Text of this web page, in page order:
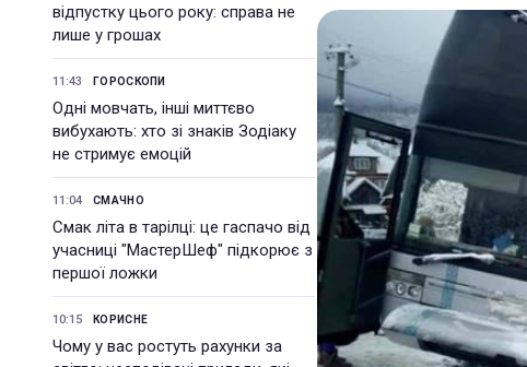
відпустку цього року: справа не
лише у грошах
11:43 ГОРОСКОПИ
Одні мовчать, інші миттєво
вибухають: хто зі знаків Зодіаку
не стримує емоцій
11:04 СМАЧНО
Смак літа в тарілці: це гаспачо від
учасниці "МастерШеф" підкорює з
першої ложки
10:15 КОРИСНЕ
Чому у вас ростуть рахунки за